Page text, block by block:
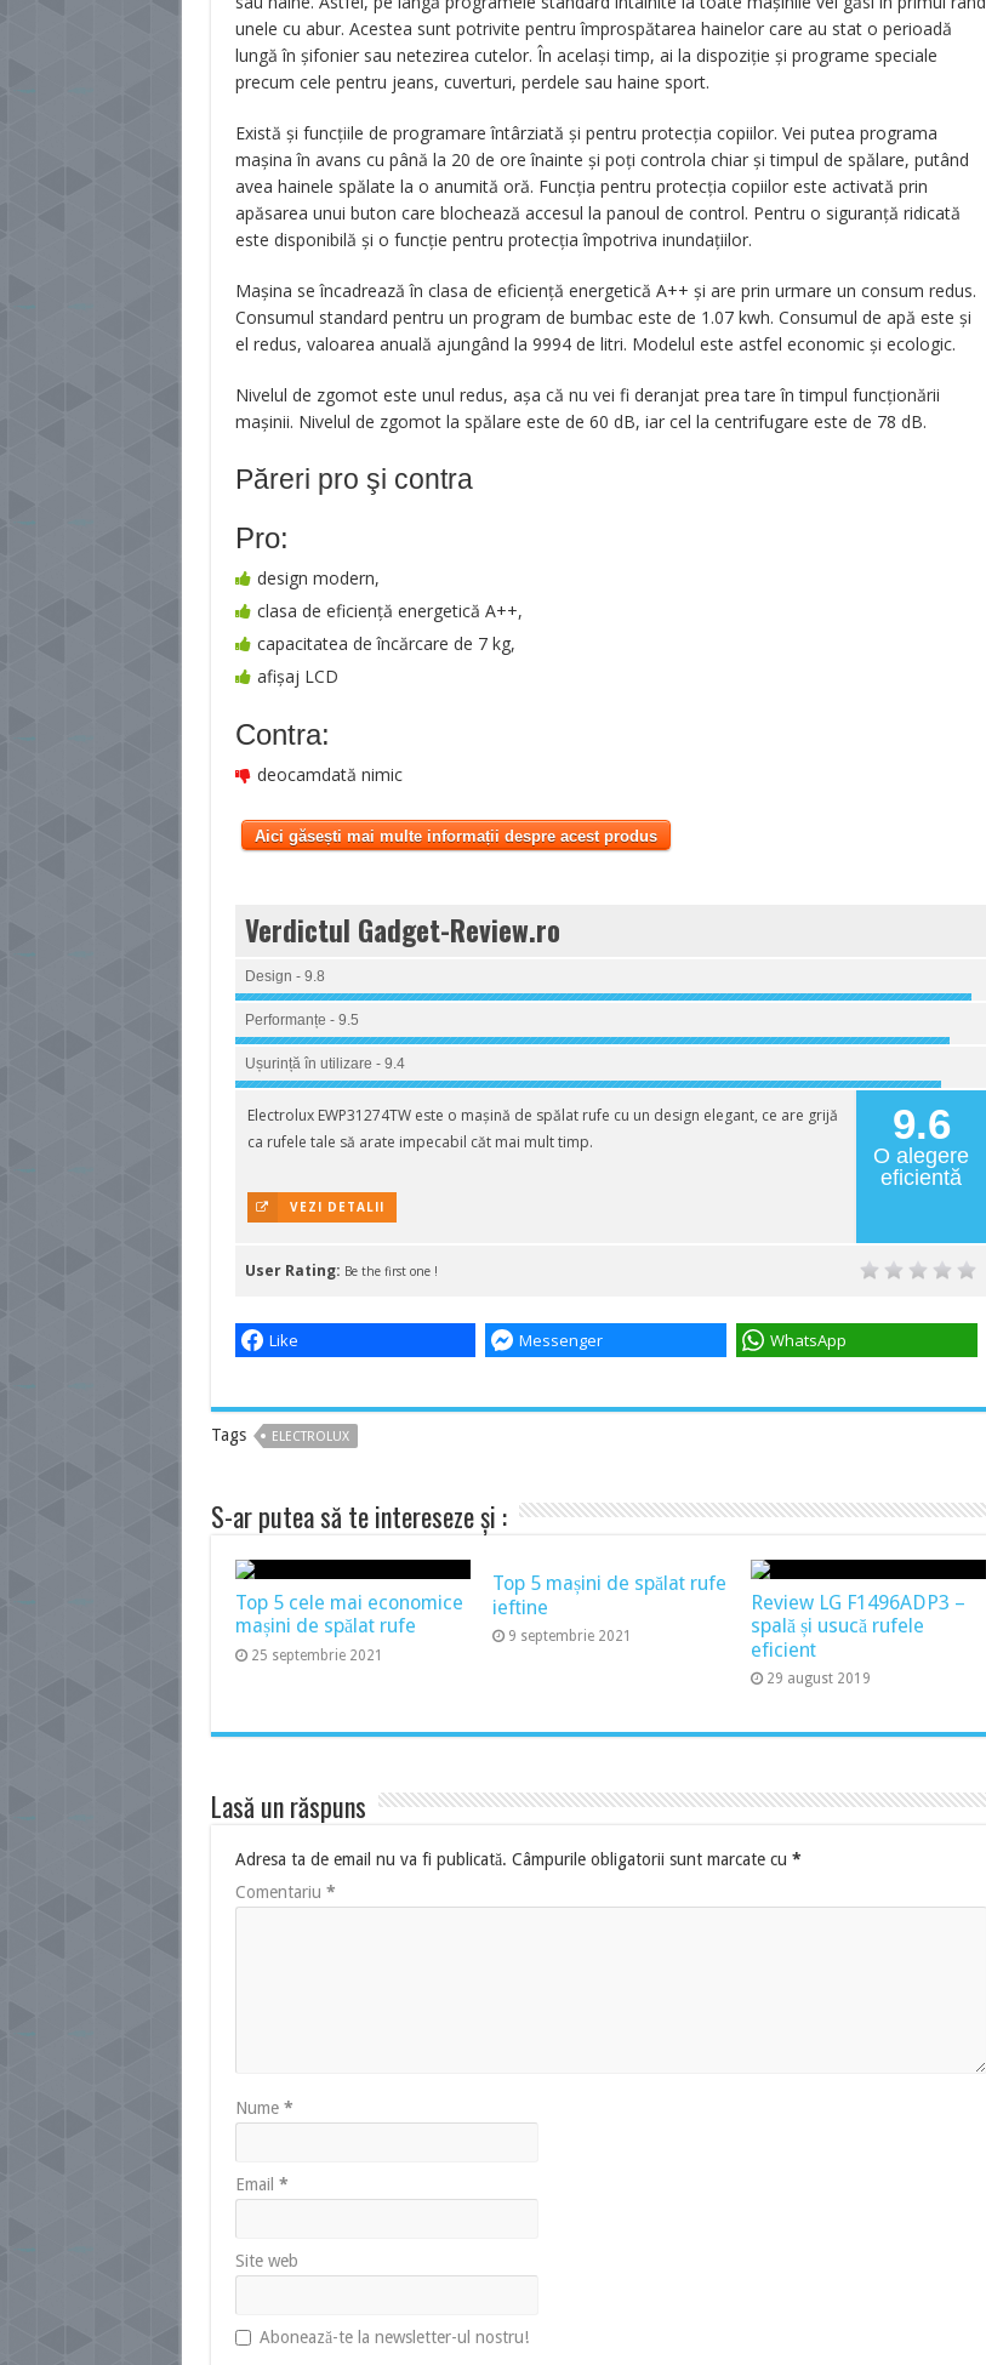
unele cu abur. Acestea sunt potrivite pentru împrospătarea hainelor care au stat o perioadă
lungă în șifonier sau netezirea cutelor. În același timp, ai la dispoziție și programe speciale
precum cele pentru jeans, cuverturi, perdele sau haine sport.
Există și funcțiile de programare întârziată și pentru protecția copiilor. Vei putea programa
mașina în avans cu până la 20 de ore înainte și poţi controla chiar și timpul de spălare, putând
avea hainele spălate la o anumită oră. Funcția pentru protecția copiilor este activată prin
apăsarea unui buton care blochează accesul la panoul de control. Pentru o siguranță ridicată
este disponibilă și o funcție pentru protecția împotriva inundațiilor.
Mașina se încadrează în clasa de eficiență energetică A++ și are prin urmare un consum redus.
Consumul standard pentru un program de bumbac este de 1.07 kwh. Consumul de apă este și
el redus, valoarea anuală ajungând la 9994 de litri. Modelul este astfel economic și ecologic.
Nivelul de zgomot este unul redus, așa că nu vei fi deranjat prea tare în timpul funcționării
mașinii. Nivelul de zgomot la spălare este de 60 dB, iar cel la centrifugare este de 78 dB.
Păreri pro şi contra
Pro:
design modern,
clasa de eficiență energetică A++,
capacitatea de încărcare de 7 kg,
afișaj LCD
Contra:
deocamdată nimic
Aici găsești mai multe informații despre acest produs
Verdictul Gadget-Review.ro
Design - 9.8
Performanțe - 9.5
Ușurință în utilizare - 9.4
9.6
O alegere
eficientă
Electrolux EWP31274TW este o mașină de spălat rufe cu un design elegant, ce are grijă
ca rufele tale să arate impecabil căt mai mult timp.
VEZI DETALII
User Rating: Be the first one !
Like Messenger WhatsApp
Tags ELECTROLUX
S-ar putea să te intereseze și :
Top 5 cele mai economice
mașini de spălat rufe
25 septembrie 2021
Top 5 mașini de spălat rufe
ieftine
9 septembrie 2021
Review LG F1496ADP3 –
spală și usucă rufele
eficient
29 august 2019
Lasă un răspuns
Adresa ta de email nu va fi publicată. Câmpurile obligatorii sunt marcate cu *
Comentariu *
Nume *
Email *
Site web
Abonează-te la newsletter-ul nostru!